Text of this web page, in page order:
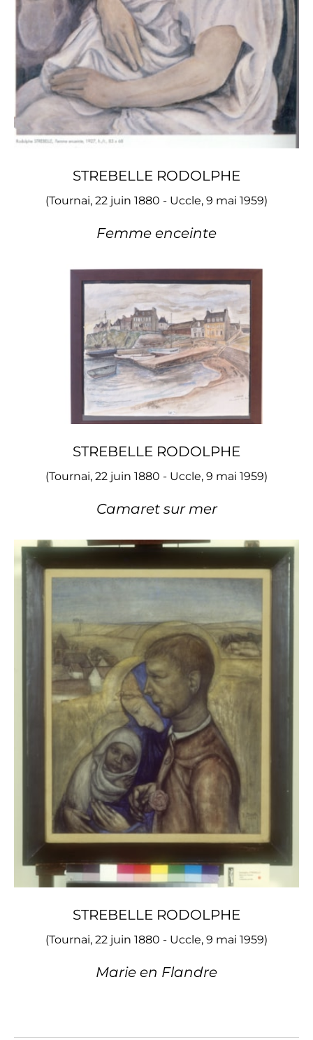
STREBELLE RODOLPHE
(Tournai, 22 juin 1880 - Uccle, 9 mai 1959)
Femme enceinte
STREBELLE RODOLPHE
(Tournai, 22 juin 1880 - Uccle, 9 mai 1959)
Camaret sur mer
STREBELLE RODOLPHE
(Tournai, 22 juin 1880 - Uccle, 9 mai 1959)
Marie en Flandre